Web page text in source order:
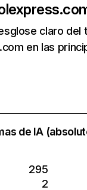
claro
en las
de IA
295
2